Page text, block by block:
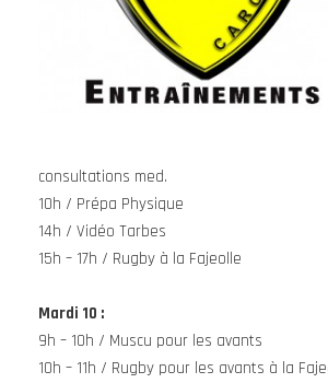
consultations med.
10h / Prépa Physique
14h / Vidéo Tarbes
15h – 17h / Rugby à la Fajeolle
Mardi 10 :
9h – 10h / Muscu pour les avants
10h – 11h / Rugby pour les avants à la